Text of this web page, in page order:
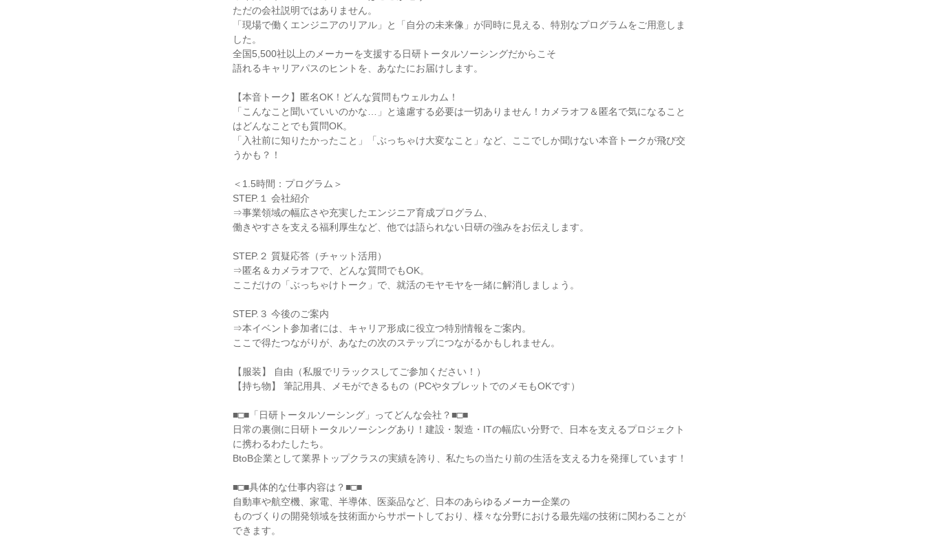
ただの会社説明ではありません。
「現場で働くエンジニアのリアル」と「自分の未来像」が同時に見える、特別なプログラムをご用意しま
した。
全国5,500社以上のメーカーを支援する日研トータルソーシングだからこそ
語れるキャリアパスのヒントを、あなたにお届けします。
【本音トーク】匿名OK！どんな質問もウェルカム！
「こんなこと聞いていいのかな…」と遠慮する必要は一切ありません！カメラオフ＆匿名で気になること
はどんなことでも質問OK。
「入社前に知りたかったこと」「ぶっちゃけ大変なこと」など、ここでしか聞けない本音トークが飛び交
うかも？！
＜1.5時間：プログラム＞
STEP.１ 会社紹介
⇒事業領域の幅広さや充実したエンジニア育成プログラム、
働きやすさを支える福利厚生など、他では語られない日研の強みをお伝えします。
STEP.２ 質疑応答（チャット活用）
⇒匿名＆カメラオフで、どんな質問でもOK。
ここだけの「ぶっちゃけトーク」で、就活のモヤモヤを一緒に解消しましょう。
STEP.３ 今後のご案内
⇒本イベント参加者には、キャリア形成に役立つ特別情報をご案内。
ここで得たつながりが、あなたの次のステップにつながるかもしれません。
【服装】 自由（私服でリラックスしてご参加ください！）
【持ち物】 筆記用具、メモができるもの（PCやタブレットでのメモもOKです）
■□■「日研トータルソーシング」ってどんな会社？■□■
日常の裏側に日研トータルソーシングあり！建設・製造・ITの幅広い分野で、日本を支えるプロジェクト
に携わるわたしたち。
BtoB企業として業界トップクラスの実績を誇り、私たちの当たり前の生活を支える力を発揮しています！
■□■具体的な仕事内容は？■□■
自動車や航空機、家電、半導体、医薬品など、日本のあらゆるメーカー企業の
ものづくりの開発領域を技術面からサポートしており、様々な分野における最先端の技術に関わることが
できます。